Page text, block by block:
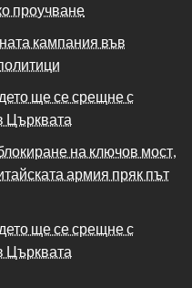
проучване
кампания във
ще се срещне с
Църквата
на ключов мост,
армия пряк път
ще се срещне с
Църквата